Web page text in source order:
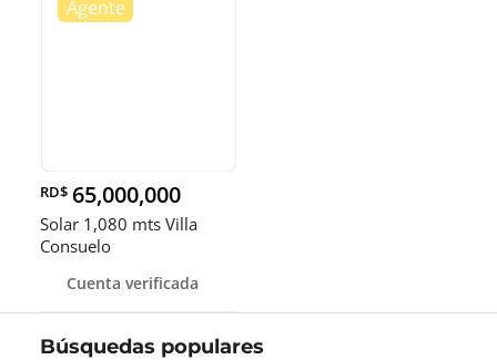
RD$ 65,000,000
Solar 1,080 mts Villa
Consuelo
Cuenta verificada
Búsquedas populares